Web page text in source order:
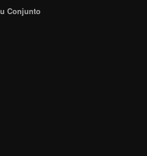
Conjunto